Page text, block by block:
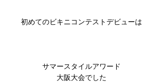
初めてのビキニコンテストデビューは
サマースタイルアワード
大阪大会でした